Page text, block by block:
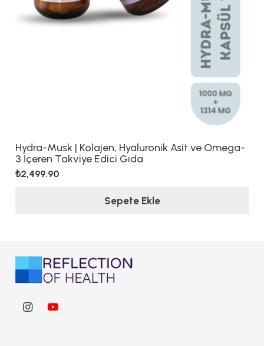
Hydra-Musk | Kolajen, Hyaluronik Asit ve Omega-
3 İçeren Takviye Edici Gıda
₺2,499.90
Sepete Ekle